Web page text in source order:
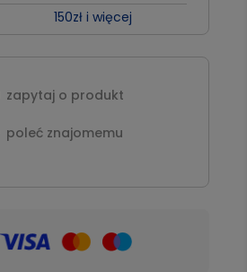
150zł i więcej
zapytaj o produkt
poleć znajomemu